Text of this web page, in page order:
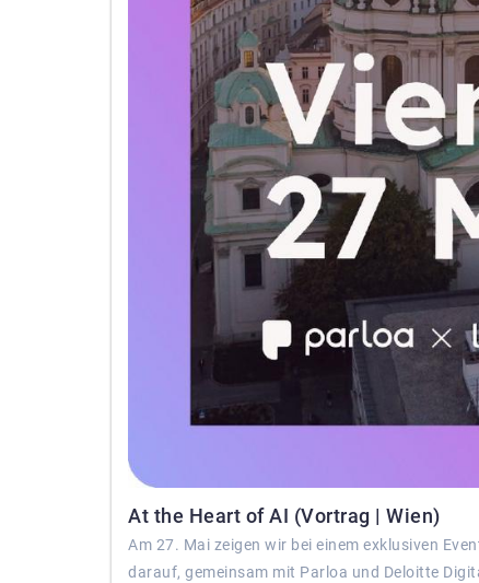
At the Heart of AI (Vortrag | Wien)
Am 27. Mai zeigen wir bei einem exklusiven
darauf, gemeinsam mit Parloa und Deloitte